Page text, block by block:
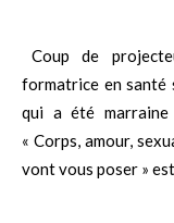
Coup de
formatrice en santé
qui a été
« Corps, amour,
vont vous poser »